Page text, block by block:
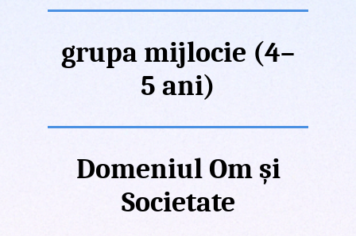
grupa mijlocie (4–
5 ani)
Domeniul Om și
Societate